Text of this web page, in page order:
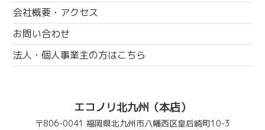
会社概要・アクセス
お問い合わせ
法人・個人事業主の方はこちら
エコノリ北九州（本店）
〒806-0041 福岡県北九州市八幡西区皇后崎町10-3